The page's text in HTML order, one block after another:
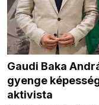
Gaudi Baka
gyenge
aktivista